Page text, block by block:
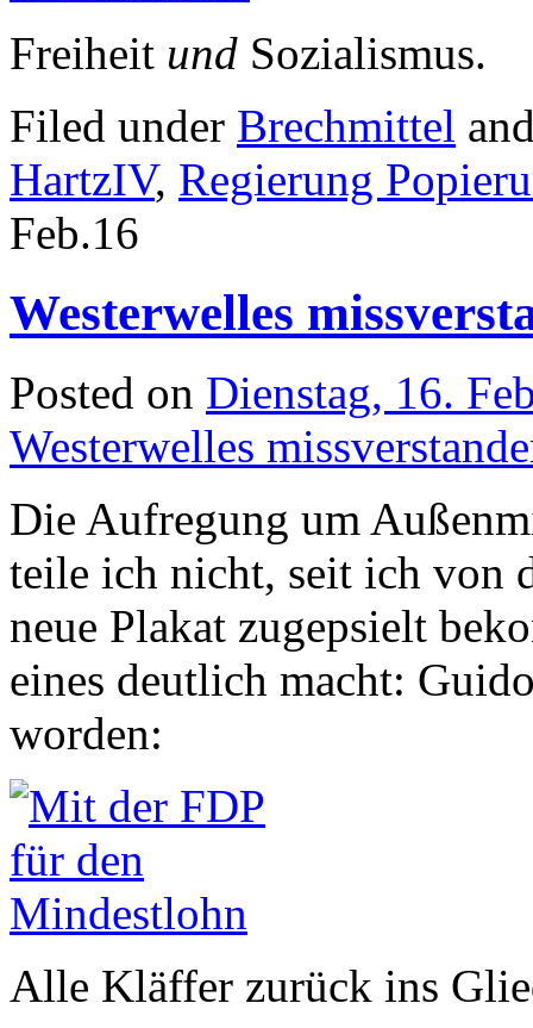
Freiheit und Sozialismus.
Filed under Brechmittel
HartzIV, Regierung
Feb.16
Westerwelles
Posted on Dienstag, 16.
Westerwelles
Die Aufregung um
teile ich nicht, seit ich von
neue Plakat zugepsielt
eines deutlich macht:
worden:
Alle Kläffer zurück ins